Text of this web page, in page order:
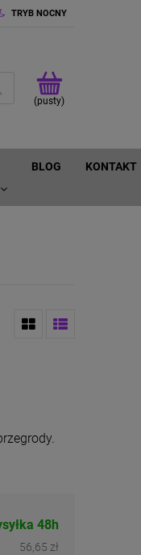
TRYB NOCNY
(pusty)
BLOG KONTAKT
56,65 zł
48h